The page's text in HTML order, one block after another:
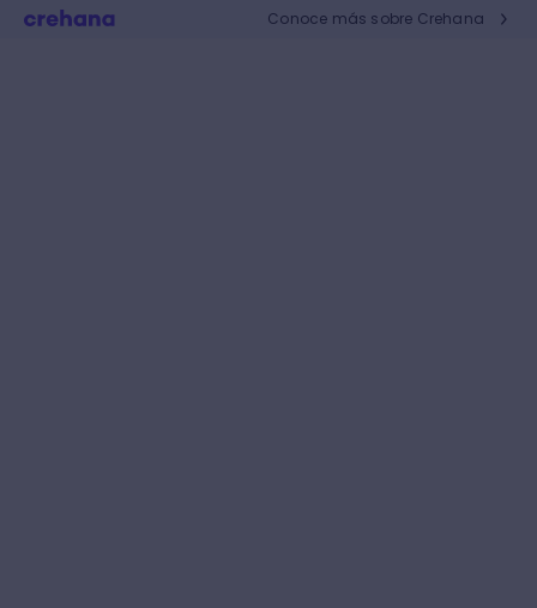
Conoce más sobre Crehana